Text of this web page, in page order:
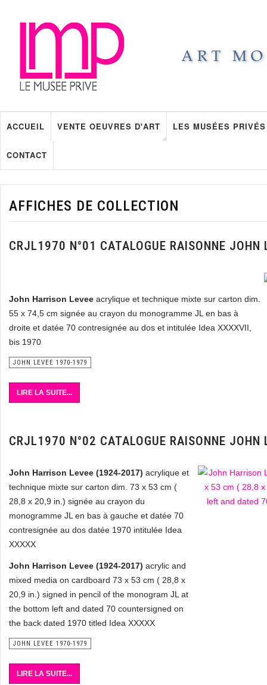
ACCUEIL VENTE OEUVRES D'ART LES MUSÉES PRIVÉS
CONTACT
AFFICHES DE COLLECTION
CRJL1970 N°01 CATALOGUE RAISONNE JOHN
John Harrison Levee acrylique et technique mixte sur carton dim.
55 x 74,5 cm signée au crayon du monogramme JL en bas à
droite et datée 70 contresignée au dos et intitulée Idea XXXXVII,
bis 1970
JOHN LEVEE 1970-1979
LIRE LA SUITE...
CRJL1970 N°02 CATALOGUE RAISONNE JOHN
John Harrison Levee (1924-2017) acrylique et
technique mixte sur carton dim. 73 x 53 cm (
28,8 x 20,9 in.) signée au crayon du
monogramme JL en bas à gauche et datée 70
contresignée au dos datée 1970 intitulée Idea
XXXXX
John Harrison Levee (1924-2017) acrylic and
mixed media on cardboard 73 x 53 cm ( 28,8 x
20,9 in.) signed in pencil of the monogram JL at
the bottom left and dated 70 countersigned on
the back dated 1970 titled Idea XXXXX
JOHN LEVEE 1970-1979
LIRE LA SUITE...